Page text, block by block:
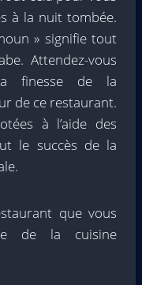
à la nuit tombée.
» signifie tout
Attendez-vous
finesse de la
de ce restaurant.
à l’aide des
le succès de la
que vous
de la cuisine